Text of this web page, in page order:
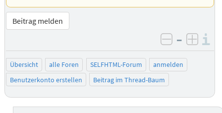
Beitrag melden
negativ
–
Übersicht alle Foren SELFHTML-Forum
anmelden
Benutzerkonto erstellen
Beitrag im Thread-Baum